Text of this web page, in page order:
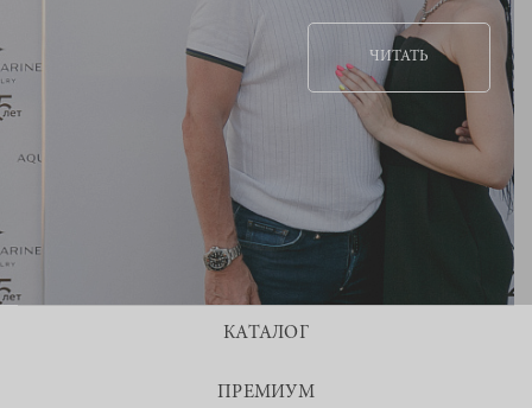
ЧИТАТЬ
КАТАЛОГ
ПРЕМИУМ